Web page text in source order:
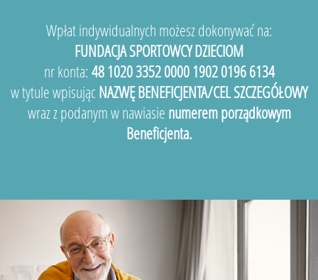
Wpłat indywidualnych możesz dokonywać na:
FUNDACJA SPORTOWCY DZIECIOM
nr konta: 48 1020 3352 0000 1902 0196 6134
w tytule wpisującNAZWĘ BENEFICJENTA/CEL SZCZEGÓŁOWY
wraz z podanym w nawiasie numerem porządkowym
Beneficjenta.